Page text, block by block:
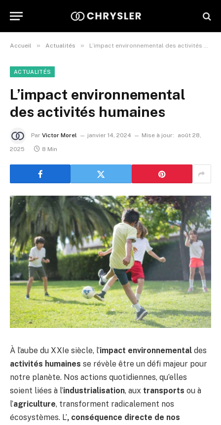
Accueil » Actualités » L’impact environnemental des activités humaines
ACTUALITÉS
L’impact environnemental
des activités humaines
Par Victor Morel janvier 14, 2024 Mise à jour:
août 28,
2025
8 Min
À l’aube du XXIe siècle, l’impact environnemental des
activités humaines se révèle être un défi majeur pour
notre planète. Nos actions quotidiennes, qu’elles
soient liées à l’industrialisation, aux transports ou à
l’agriculture, transforment radicalement nos
écosystèmes. L’, conséquence directe de nos